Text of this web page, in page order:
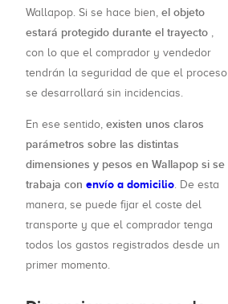
Wallapop. Si se hace bien, el objeto
estará protegido durante el trayecto ,
con lo que el comprador y vendedor
tendrán la seguridad de que el proceso
se desarrollará sin incidencias.
En ese sentido, existen unos claros
parámetros sobre las distintas
dimensiones y pesos en Wallapop si se
trabaja con envío a domicilio. De esta
manera, se puede fijar el coste del
transporte y que el comprador tenga
todos los gastos registrados desde un
primer momento.